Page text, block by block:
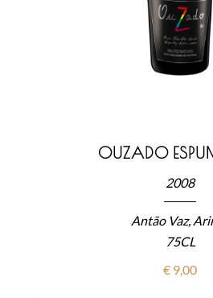
OUZADO
2008
Antão Vaz,
75CL
€ 9,00